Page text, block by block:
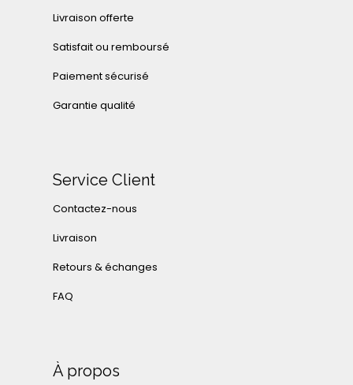
Livraison offerte
Satisfait ou remboursé
Paiement sécurisé
Garantie qualité
Service Client
Contactez-nous
Livraison
Retours & échanges
FAQ
À propos